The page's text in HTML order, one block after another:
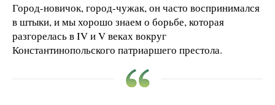
Город-новичок, город-чужак, он часто воспринимался
в штыки, и мы хорошо знаем о борьбе, которая
разгорелась в IV и V веках вокруг
Константинопольского патриаршего престола.